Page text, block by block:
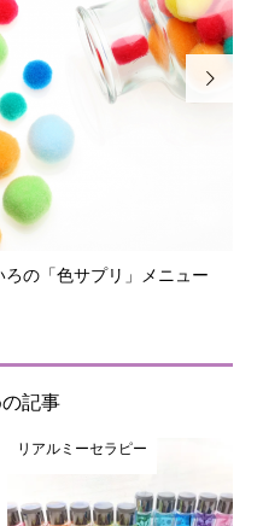
ろの「色サプリ」メニュー

記事
リアルミーセラピー